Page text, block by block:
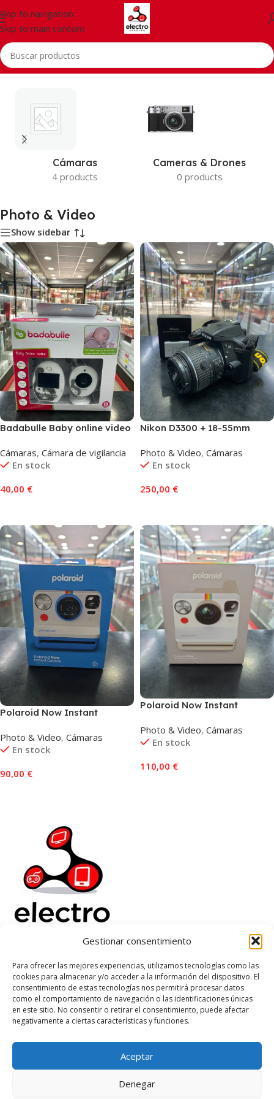
Gestionar consentimiento
Para ofrecer las mejores experiencias, utilizamos tecnologías como las
cookies para almacenar y/o acceder a la información del dispositivo. El
consentimiento de estas tecnologías nos permitirá procesar datos
como el comportamiento de navegación o las identificaciones únicas
en este sitio. No consentir o retirar el consentimiento, puede afectar
negativamente a ciertas características y funciones.
Aceptar
Denegar
Skip to navigation
Skip to main content
Inicio/Photo & Video
Cámaras
4 products
Cameras & Drones
0 products
Photo & Video
Show sidebar
Badabulle Baby online video
Cámaras, Cámara de vigilancia
En stock
40,00 €
Nikon D3300 + 18-55mm
Photo & Video, Cámaras
En stock
250,00 €
Polaroid Now Instant
Photo & Video, Cámaras
En stock
90,00 €
Polaroid Now Instant
Photo & Video, Cámaras
En stock
110,00 €
Electrorenover
Ayuda
Legal
Suscribete